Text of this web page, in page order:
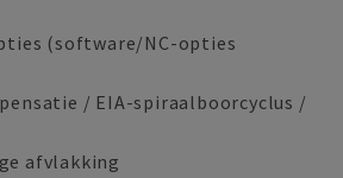
(software/NC-opties
/ EIA-spiraalboorcyclus /
afvlakking